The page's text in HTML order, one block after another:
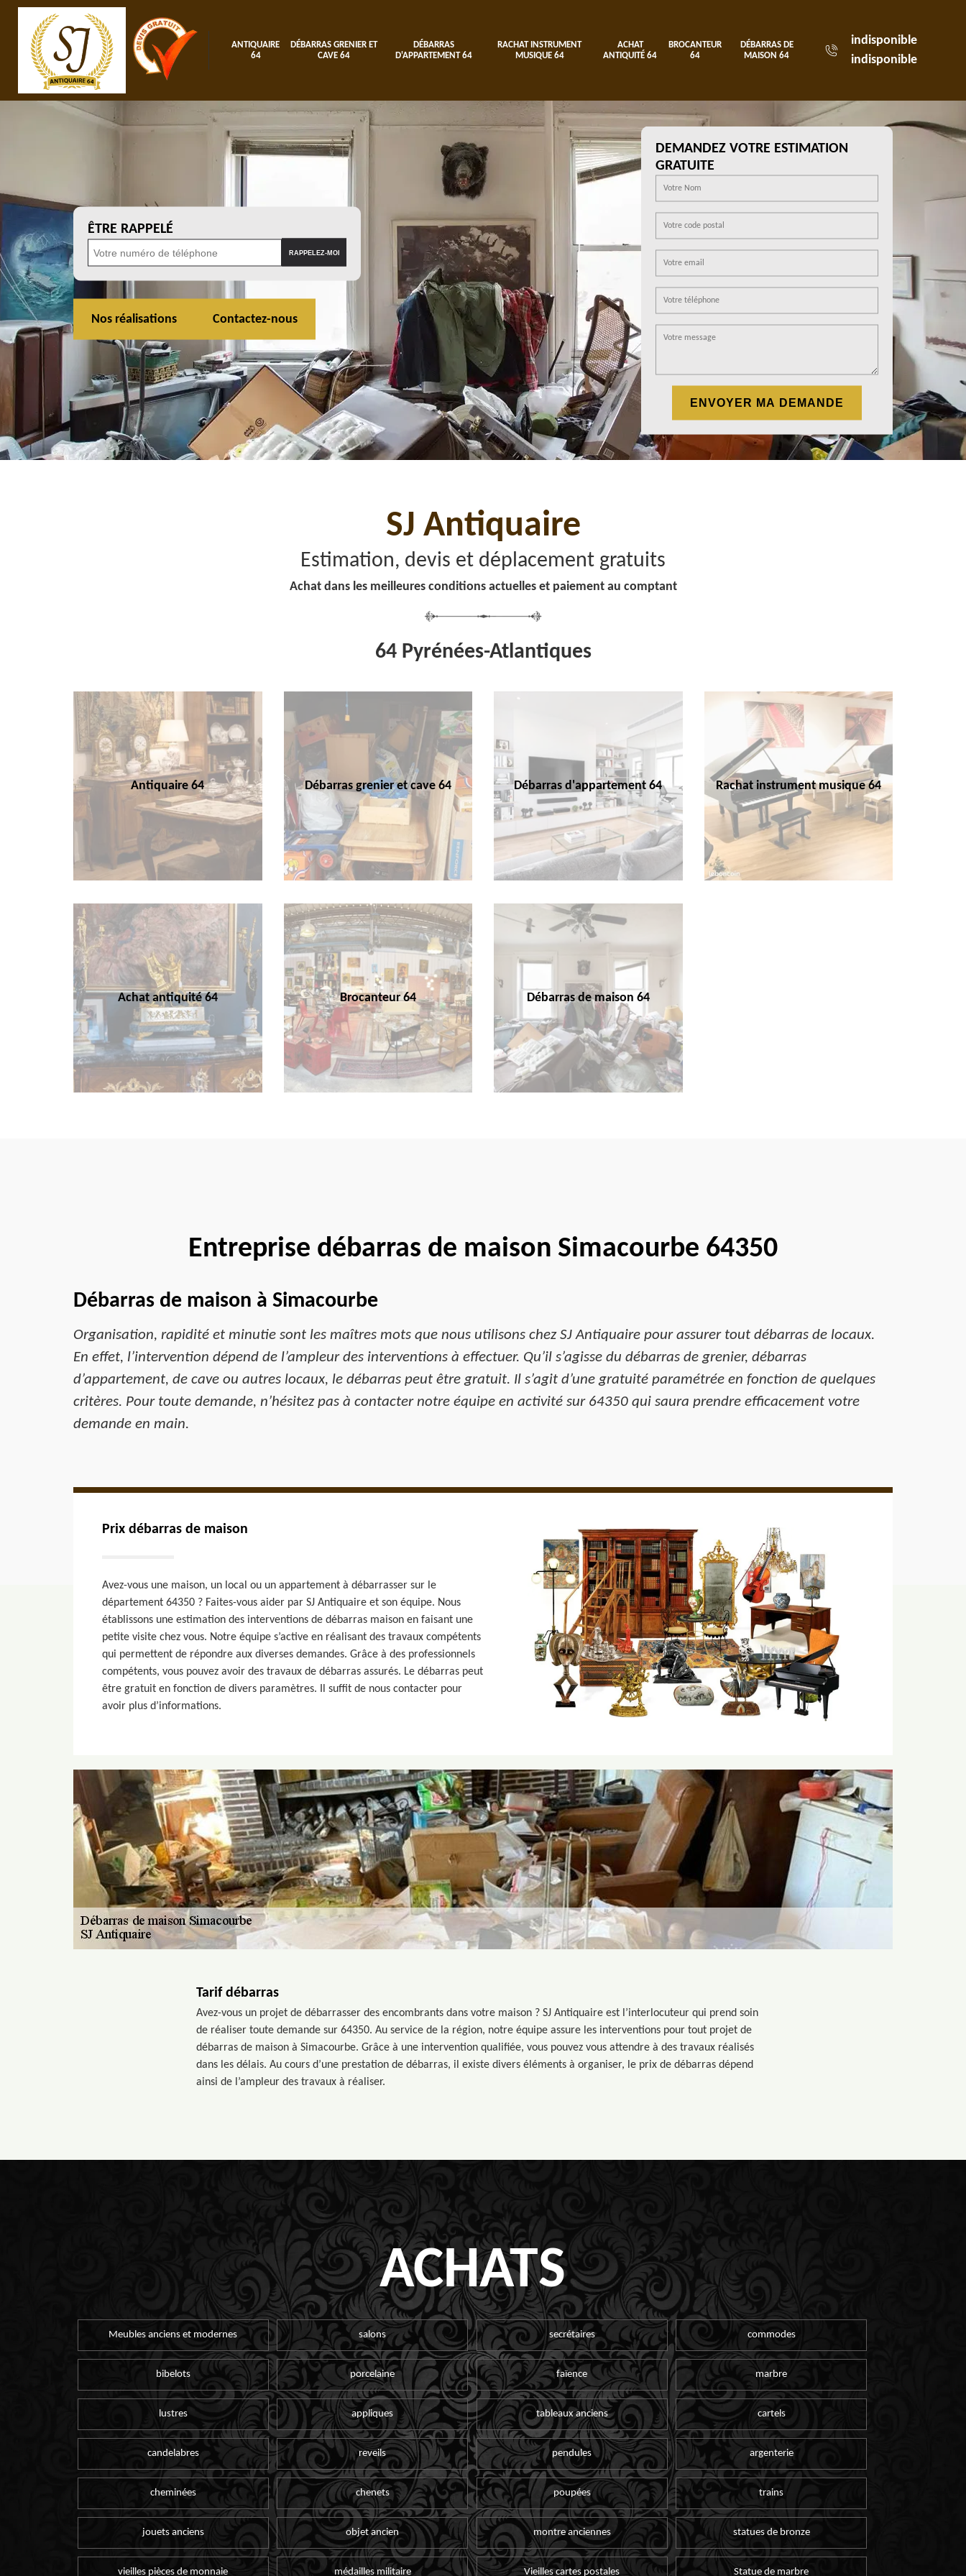
ANTIQUAIRE
64
DÉBARRAS GRENIER ET
CAVE 64
DÉBARRAS
D'APPARTEMENT 64
RACHAT INSTRUMENT
MUSIQUE 64
ACHAT
ANTIQUITÉ 64
BROCANTEUR
64
DÉBARRAS DE
MAISON 64
indisponible
indisponible
ÊTRE RAPPELÉ
Nos réalisations Contactez-nous
DEMANDEZ VOTRE ESTIMATION
GRATUITE
SJ Antiquaire
Estimation, devis et déplacement gratuits
Achat dans les meilleures conditions actuelles et paiement au comptant
64 Pyrénées-Atlantiques
Antiquaire 64 Débarras grenier et cave 64 Débarras d'appartement 64 Rachat instrument musique 64
Achat antiquité 64 Brocanteur 64 Débarras de maison 64
Entreprise débarras de maison Simacourbe 64350
Débarras de maison à Simacourbe
Organisation, rapidité et minutie sont les maîtres mots que nous utilisons chez SJ Antiquaire pour assurer tout débarras de locaux.
En effet, l’intervention dépend de l’ampleur des interventions à effectuer. Qu’il s’agisse du débarras de grenier, débarras
d’appartement, de cave ou autres locaux, le débarras peut être gratuit. Il s’agit d’une gratuité paramétrée en fonction de quelques
critères. Pour toute demande, n’hésitez pas à contacter notre équipe en activité sur 64350 qui saura prendre efficacement votre
demande en main.
Prix débarras de maison
Avez-vous une maison, un local ou un appartement à débarrasser sur le
département 64350 ? Faites-vous aider par SJ Antiquaire et son équipe. Nous
établissons une estimation des interventions de débarras maison en faisant une
petite visite chez vous. Notre équipe s’active en réalisant des travaux compétents
qui permettent de répondre aux diverses demandes. Grâce à des professionnels
compétents, vous pouvez avoir des travaux de débarras assurés. Le débarras peut
être gratuit en fonction de divers paramètres. Il suffit de nous contacter pour
avoir plus d’informations.
Tarif débarras
Avez-vous un projet de débarrasser des encombrants dans votre maison ? SJ Antiquaire est l’interlocuteur qui prend soin
de réaliser toute demande sur 64350. Au service de la région, notre équipe assure les interventions pour tout projet de
débarras de maison à Simacourbe. Grâce à une intervention qualifiée, vous pouvez vous attendre à des travaux réalisés
dans les délais. Au cours d’une prestation de débarras, il existe divers éléments à organiser, le prix de débarras dépend
ainsi de l’ampleur des travaux à réaliser.
ACHATS
Meubles anciens et modernes salons secrétaires commodes
bibelots porcelaine faïence marbre
lustres appliques tableaux anciens cartels
candelabres reveils pendules argenterie
cheminées chenets poupées trains
jouets anciens objet ancien montre anciennes statues de bronze
vieilles pièces de monnaie médailles militaire Vieilles cartes postales Statue de marbre